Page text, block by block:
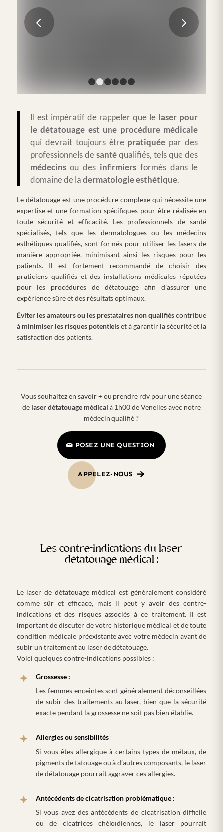
Il est impératif de rappeler que le laser pour
le détatouage est une procédure médicale
qui devrait toujours être pratiquée par des
professionnels desantéqualifiés, tels que des
médecinsou des infirmiers formés dans le
domaine de ladermatologieesthétique.
Le détatouage est une procédure complexe qui nécessite une
expertise et une formation spécifiques pour être réalisée en
toute sécurité et efficacité. Les professionnels de santé
spécialisés, tels que les dermatologues ou les médecins
esthétiques qualifiés, sont formés pour utiliser les lasers de
manière appropriée, minimisant ainsi les risques pour les
patients. Il est fortement recommandé de choisir des
praticiens qualifiés et des installations médicales réputées
pour les procédures de détatouage afin d’assurer une
expérience sûre et des résultats optimaux.
Éviter les amateurs ou les prestataires non qualifiéscontribue
à minimiser les risques potentielset à garantir la sécurité et la
satisfaction des patients.
Vous souhaitez en savoir + ou prendre rdv pour une séance
de laser détatouage médical à 1h00 de Venelles avec notre
médecin qualifié ?
POSEZ UNE QUESTION
APPELEZ-NOUS
Les contre-indications du laser
détatouage médical :
Le laser de détatouage médical est généralement considéré
comme sûr et efficace, mais il peut y avoir des contre-
indications et des risques associés à ce traitement. Il est
important de discuter de votre historique médical et de toute
condition médicale préexistante avec votre médecin avant de
subir un traitement au laser de détatouage.
Voici quelques contre-indications possibles :
Grossesse :
Les femmes enceintes sont généralement déconseillées
de subir des traitements au laser, bien que la sécurité
exacte pendant la grossesse ne soit pas bien établie.
Allergies ou sensibilités :
Si vous êtes allergique à certains types de métaux, de
pigments de tatouage ou à d’autres composants, le laser
de détatouage pourrait aggraver ces allergies.
Antécédents de cicatrisation problématique :
Si vous avez des antécédents de cicatrisation difficile
ou de cicatrices chéloïdiennes, le laser pourrait